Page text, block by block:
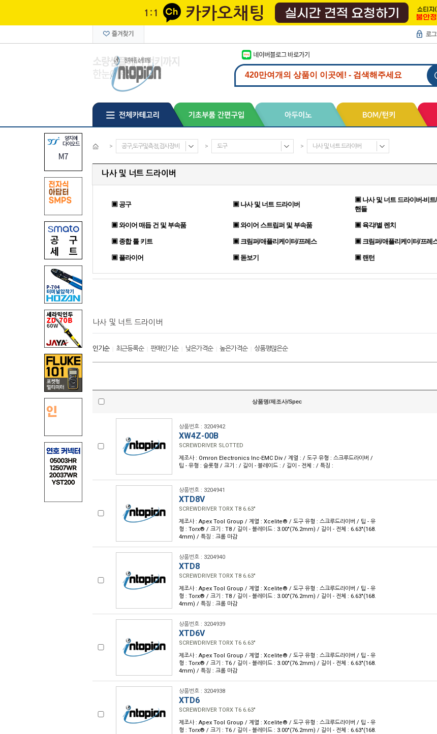
> 공구,도구및측정,검사장비 > 도구 > 나사 및 너트 드라이버
나사 및 너트 드라이버
▣ 공구 ▣ 나사 및 너트 드라이버
▣ 나사 및 너트 드라이버-비트
핸들
▣ 와이어 매듭 건 및 부속품 ▣ 와이어 스트립퍼 및 부속품 ▣ 육각/별 렌치
▣ 종합 툴 키트 ▣ 크림퍼/애플리케이터/프레스 ▣ 크림퍼/애플리케이터/프레
▣ 플라이어 ▣ 돋보기 ▣ 랜턴
나사 및 너트 드라이버
인기순| 최근등록순| 판매인기순| 낮은가격순| 높은가격순| 상품평많은순
상품명/제조사/Spec
상품번호 : 3204942
XW4Z-00B
SCREWDRIVER SLOTTED
제조사 : Omron Electronics Inc-EMC Div / 계열 : / 도구 유형 : 스크루드라이버 /
팁 - 유형 : 슬롯형 / 크기 : / 길이 - 블레이드 : / 길이 - 전체 : / 특징 :
상품번호 : 3204941
XTD8V
SCREWDRIVER TORX T8 6.63"
제조사 : Apex Tool Group / 계열 : Xcelite® / 도구 유형 : 스크루드라이버 / 팁 - 유
형 : Torx® / 크기 : T8 / 길이 - 블레이드 : 3.00"(76.2mm) / 길이 - 전체 : 6.63"(168.
4mm) / 특징 : 크롬 마감
상품번호 : 3204940
XTD8
SCREWDRIVER TORX T8 6.63"
제조사 : Apex Tool Group / 계열 : Xcelite® / 도구 유형 : 스크루드라이버 / 팁 - 유
형 : Torx® / 크기 : T8 / 길이 - 블레이드 : 3.00"(76.2mm) / 길이 - 전체 : 6.63"(168.
4mm) / 특징 : 크롬 마감
상품번호 : 3204939
XTD6V
SCREWDRIVER TORX T6 6.63"
제조사 : Apex Tool Group / 계열 : Xcelite® / 도구 유형 : 스크루드라이버 / 팁 - 유
형 : Torx® / 크기 : T6 / 길이 - 블레이드 : 3.00"(76.2mm) / 길이 - 전체 : 6.63"(168.
4mm) / 특징 : 크롬 마감
상품번호 : 3204938
XTD6
SCREWDRIVER TORX T6 6.63"
제조사 : Apex Tool Group / 계열 : Xcelite® / 도구 유형 : 스크루드라이버 / 팁 - 유
형 : Torx® / 크기 : T6 / 길이 - 블레이드 : 3.00"(76.2mm) / 길이 - 전체 : 6.63"(168.